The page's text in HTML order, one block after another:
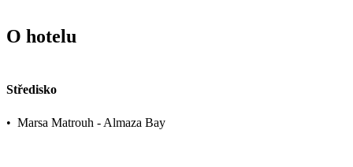
O hotelu
Středisko
• Marsa Matrouh - Almaza Bay